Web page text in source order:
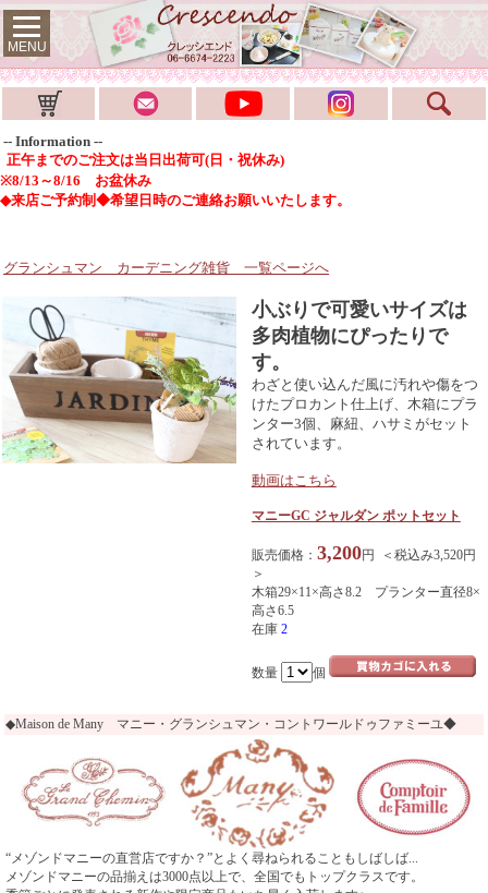
MENU
-- Information --
正午までのご注文は当日出荷可(日・祝休み)
※8/13～8/16 お盆休み
◆来店ご予約制◆希望日時のご連絡お願いいたします。
グランシュマン カーデニング雑貨 一覧ページへ
小ぶりで可愛いサイズは
多肉植物にぴったりで
す。
わざと使い込んだ風に汚れや傷をつ
けたプロカント仕上げ、木箱にプラ
ンター3個、麻紐、ハサミがセット
されています。
動画はこちら
マニーGC ジャルダン ポットセット
販売価格： 3,200円 ＜税込み3,520円
＞
木箱29×11×高さ8.2 プランター直径8×
高さ6.5
在庫 2
数量 個
◆Maison de Many マニー・グランシュマン・コントワールドゥファミーユ◆
“メゾンドマニーの直営店ですか？”とよく尋ねられることもしばしば...
メゾンドマニーの品揃えは3000点以上で、全国でもトップクラスです。